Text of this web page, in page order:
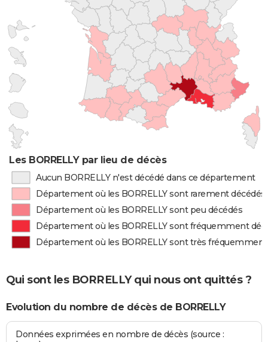
Les BORRELLY par lieu de décès
Aucun BORRELLY n'est décédé dans ce département
Département où les BORRELLY sont rarement décédés
Département où les BORRELLY sont peu décédés
Département où les BORRELLY sont fréquemment
Département où les BORRELLY sont très
Qui sont les BORRELLY qui nous ont quittés ?
Evolution du nombre de décès de BORRELLY
Données exprimées en nombre de décès (source :